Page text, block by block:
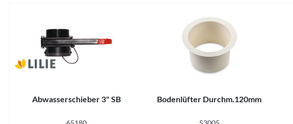
Abwasserschieber 3" SB Bodenlüfter Durchm.120mm